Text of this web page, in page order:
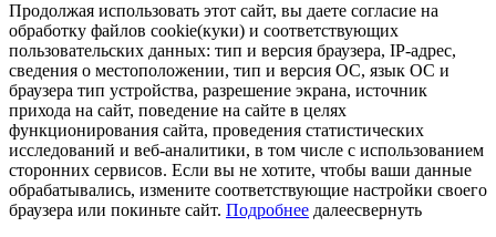
Продолжая использовать этот сайт, вы даете согласие на
обработку файлов cookie(куки) и соответствующих
пользовательских данных: тип и версия браузера, IP-адрес,
сведения о местоположении, тип и версия ОС, язык ОС и
браузера тип устройства, разрешение экрана, источник
прихода на сайт, поведение на сайте в целях
функционирования сайта, проведения статистических
исследований и веб-аналитики, в том числе с использованием
сторонних сервисов. Если вы не хотите, чтобы ваши данные
обрабатывались, измените соответствующие настройки своего
браузера или покиньте сайт. Подробнее далеесвернуть